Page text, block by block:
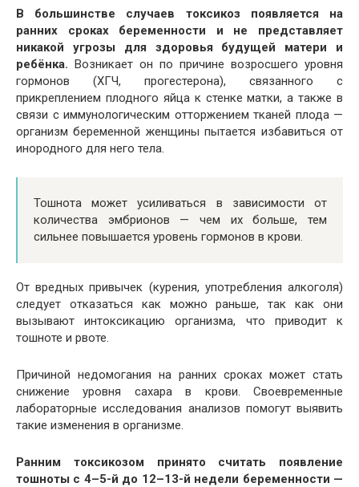
В большинстве случаев токсикоз появляется на
ранних сроках беременности и не представляет
никакой угрозы для здоровья будущей матери и
ребёнка. Возникает он по причине возросшего уровня
гормонов (ХГЧ, прогестерона), связанного с
прикреплением плодного яйца к стенке матки, а также в
связи с иммунологическим отторжением тканей плода —
организм беременной женщины пытается избавиться от
инородного для него тела.
Тошнота может усиливаться в зависимости от
количества эмбрионов — чем их больше, тем
сильнее повышается уровень гормонов в крови.
От вредных привычек (курения, употребления алкоголя)
следует отказаться как можно раньше, так как они
вызывают интоксикацию организма, что приводит к
тошноте и рвоте.
Причиной недомогания на ранних сроках может стать
снижение уровня сахара в крови. Своевременные
лабораторные исследования анализов помогут выявить
такие изменения в организме.
Ранним токсикозом принято считать появление
тошноты с 4–5-й до 12–13-й недели беременности —